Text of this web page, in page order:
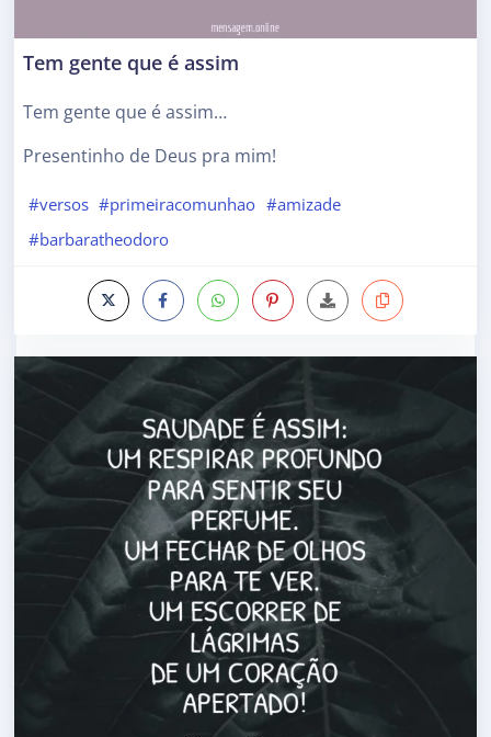
Tem gente que é assim
Tem gente que é assim…
Presentinho de Deus pra mim!
#versos #primeiracomunhao #amizade
#barbaratheodoro